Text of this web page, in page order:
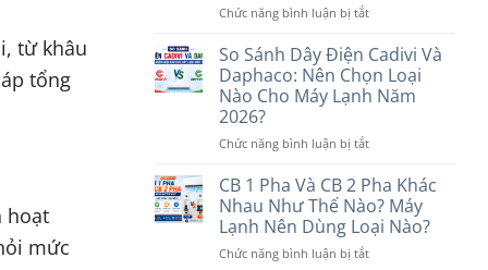
từ khâu
tổng
hoạt
mức
Hiệu
Tín
Nên
Loại
Nào
Phù
Hợp
Nhu
Năm
2026
Chức năng bình luận bị tắtở
Lạnh
Treo
Tường
Hay
Trần
Hơn?
So
Sánh
Chi
Tiết
So Sánh Dây Điện Cadivi Và
Daphaco: Nên Chọn Loại
Nào Cho Máy Lạnh Năm
2026?
Chức năng bình luận bị tắtở
Sánh
Dây
Điện
Cadivi
Và
CB 1 Pha Và CB 2 Pha Khác
Nhau Như Thế Nào? Máy
Lạnh Nên Dùng Loại Nào?
Chức năng bình luận bị tắtở